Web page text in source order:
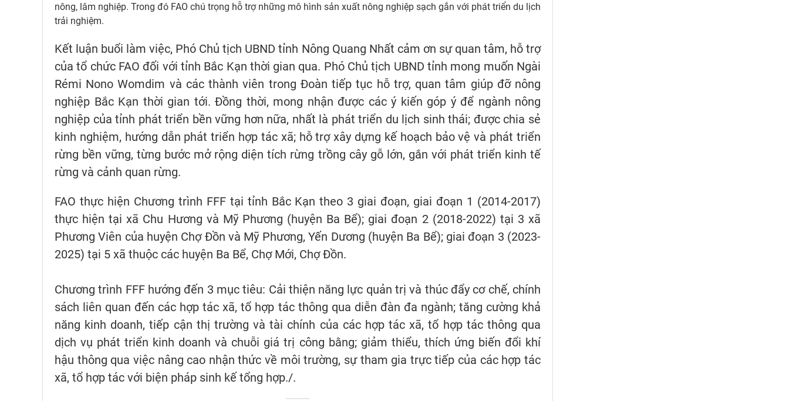
nông, lâm nghiệp. Trong đó FAO chú trọng hỗ trợ những mô hình sản xuất nông nghiệp sạch gắn với phát triển du lịch
trải nghiệm.
Kết luận buổi làm việc, Phó Chủ tịch UBND tỉnh Nông Quang Nhất cảm ơn sự quan tâm, hỗ trợ
của tổ chức FAO đối với tỉnh Bắc Kạn thời gian qua. Phó Chủ tịch UBND tỉnh mong muốn Ngài
Rémi Nono Womdim và các thành viên trong Đoàn tiếp tục hỗ trợ, quan tâm giúp đỡ nông
nghiệp Bắc Kạn thời gian tới. Đồng thời, mong nhận được các ý kiến góp ý để ngành nông
nghiệp của tỉnh phát triển bền vững hơn nữa, nhất là phát triển du lịch sinh thái; được chia sẻ
kinh nghiệm, hướng dẫn phát triển hợp tác xã; hỗ trợ xây dựng kế hoạch bảo vệ và phát triển
rừng bền vững, từng bước mở rộng diện tích rừng trồng cây gỗ lớn, gắn với phát triển kinh tế
rừng và cảnh quan rừng.
FAO thực hiện Chương trình FFF tại tỉnh Bắc Kạn theo 3 giai đoạn, giai đoạn 1 (2014-2017)
thực hiện tại xã Chu Hương và Mỹ Phương (huyện Ba Bể); giai đoạn 2 (2018-2022) tại 3 xã
Phương Viên của huyện Chợ Đồn và Mỹ Phương, Yến Dương (huyện Ba Bể); giai đoạn 3 (2023-
2025) tại 5 xã thuộc các huyện Ba Bể, Chợ Mới, Chợ Đồn.
Chương trình FFF hướng đến 3 mục tiêu: Cải thiện năng lực quản trị và thúc đẩy cơ chế, chính
sách liên quan đến các hợp tác xã, tổ hợp tác thông qua diễn đàn đa ngành; tăng cường khả
năng kinh doanh, tiếp cận thị trường và tài chính của các hợp tác xã, tổ hợp tác thông qua
dịch vụ phát triển kinh doanh và chuỗi giá trị công bằng; giảm thiểu, thích ứng biến đổi khí
hậu thông qua việc nâng cao nhận thức về môi trường, sự tham gia trực tiếp của các hợp tác
xã, tổ hợp tác với biện pháp sinh kế tổng hợp./.